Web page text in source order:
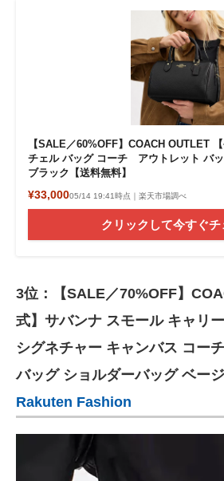
【SALE／60%OFF】COACH OUTLET
チェル バッグ コーチ アウトレット バ
ブラック【送料無料】
¥33,00005/14 19:41時点｜楽天市場調べ
クリックして今すぐチ
3位：【SALE／70%OFF】
式】サバンナ スモール キャリ
シグネチャー キャンバス コー
バッグ ショルダーバッグ ベー
Rakuten Fashion